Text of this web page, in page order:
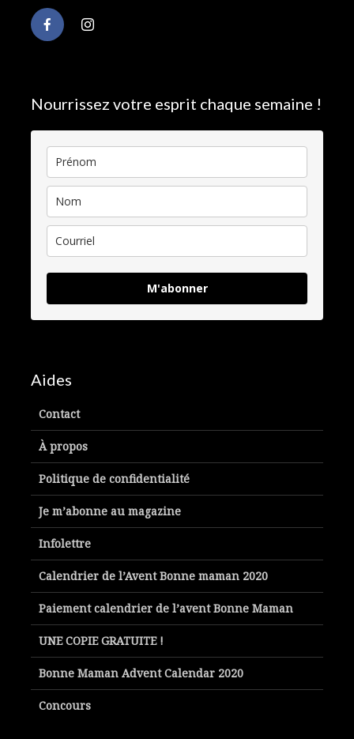
Nourrissez votre esprit chaque semaine !
M'abonner
Aides
Contact
À propos
Politique de confidentialité
Je m’abonne au magazine
Infolettre
Calendrier de l’Avent Bonne maman 2020
Paiement calendrier de l’avent Bonne Maman
UNE COPIE GRATUITE !
Bonne Maman Advent Calendar 2020
Concours